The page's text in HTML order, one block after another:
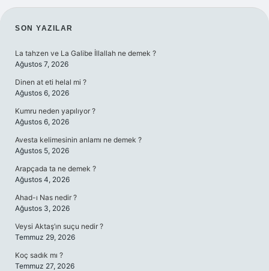
SIDEBAR
SON YAZILAR
La tahzen ve La Galibe İllallah ne demek ?
Ağustos 7, 2026
Dinen at eti helal mi ?
Ağustos 6, 2026
Kumru neden yapılıyor ?
Ağustos 6, 2026
Avesta kelimesinin anlamı ne demek ?
Ağustos 5, 2026
Arapçada ta ne demek ?
Ağustos 4, 2026
Ahad-ı Nas nedir ?
Ağustos 3, 2026
Veysi Aktaş’ın suçu nedir ?
Temmuz 29, 2026
Koç sadık mı ?
Temmuz 27, 2026